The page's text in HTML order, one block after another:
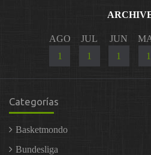
AGO
1
JUL
1
JUN
1
1
Categorías
Basketmondo
Bundesliga